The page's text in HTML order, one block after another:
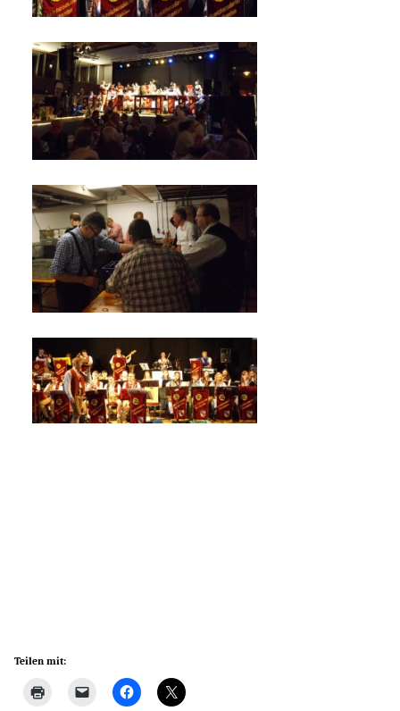
Teilen mit: